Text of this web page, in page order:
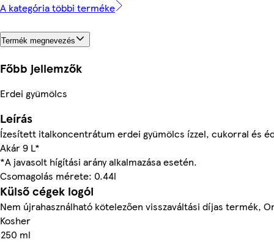
A kategória többi terméke
Termék megnevezés
Főbb jellemzők
Erdei gyümölcs
Leírás
Ízesített italkoncentrátum erdei gyümölcs ízzel, cukorral és
Akár 9 L*
*A javasolt hígítási arány alkalmazása esetén.
Csomagolás mérete: 0.44l
Külső cégek logói
Nem újrahasználható kötelezően visszaváltási díjas termék,
Kosher
250 ml